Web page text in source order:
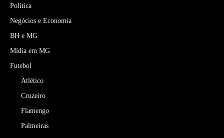
Política
Negócios e Economia
BH e MG
Mídia em MG
Futebol
Atlético
Cruzeiro
Flamengo
Palmeiras